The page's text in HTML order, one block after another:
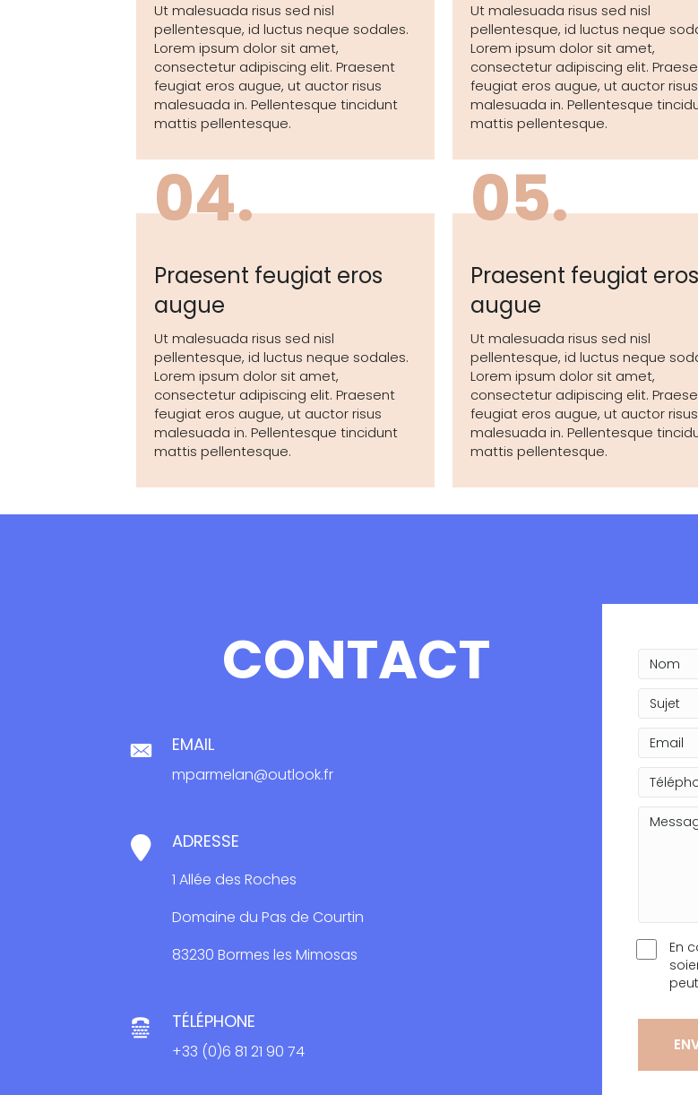
Ut malesuada risus sed nisl
pellentesque, id luctus neque sodales.
Lorem ipsum dolor sit amet,
consectetur adipiscing elit. Praesent
feugiat eros augue, ut auctor risus
malesuada in. Pellentesque tincidunt
mattis pellentesque.
Ut malesuada risus sed nisl
pellentesque, id luctus neque
Lorem ipsum dolor sit amet,
consectetur adipiscing elit.
feugiat eros augue, ut auctor risus
malesuada in. Pellentesque
mattis pellentesque.
04.
Praesent feugiat eros
augue
Ut malesuada risus sed nisl
pellentesque, id luctus neque sodales.
Lorem ipsum dolor sit amet,
consectetur adipiscing elit. Praesent
feugiat eros augue, ut auctor risus
malesuada in. Pellentesque tincidunt
mattis pellentesque.
05.
Praesent feugiat eros
augue
Ut malesuada risus sed nisl
pellentesque, id luctus neque
Lorem ipsum dolor sit amet,
consectetur adipiscing elit.
feugiat eros augue, ut auctor risus
malesuada in. Pellentesque
mattis pellentesque.
CONTACT
EMAIL
mparmelan@outlook.fr
ADRESSE
1 Allée des Roches
Domaine du Pas de Courtin
83230 Bormes les Mimosas
TÉLÉPHONE
+33 (0)6 81 21 90 74
En